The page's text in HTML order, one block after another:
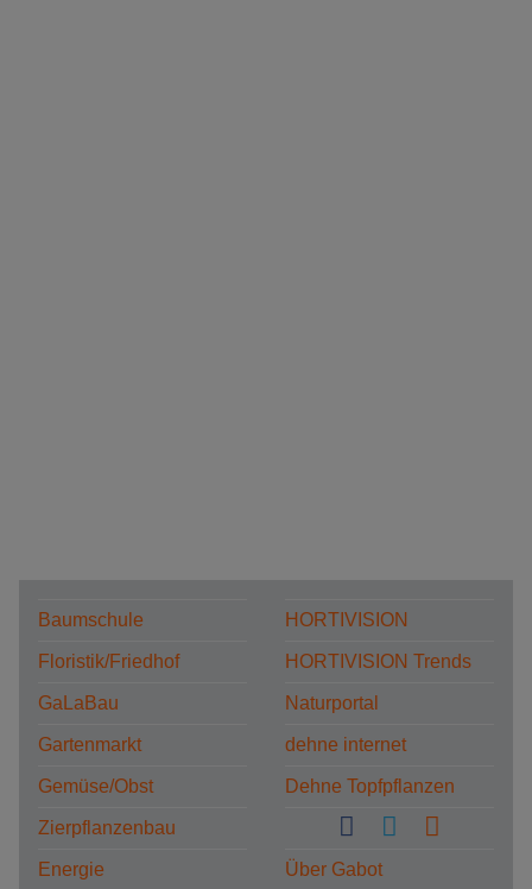
Baumschule
Floristik/Friedhof
GaLaBau
Gartenmarkt
Gemüse/Obst
Zierpflanzenbau
Energie
HORTIVISION
HORTIVISION Trends
Naturportal
dehne internet
Dehne Topfpflanzen
Über Gabot